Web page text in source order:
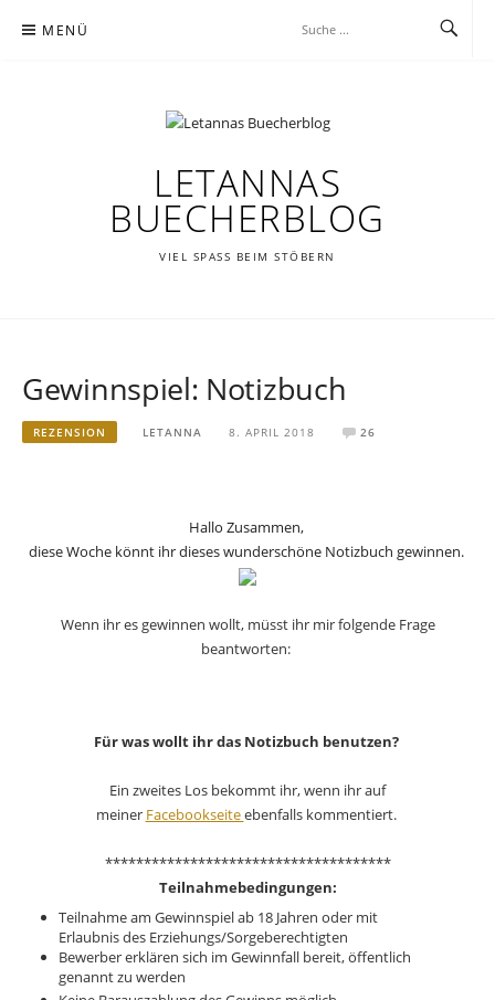
Inhalt MENÜ
LETANNAS
BUECHERBLOG
VIEL SPASS BEIM STÖBERN
Gewinnspiel: Notizbuch
REZENSION LETANNA 8. APRIL 2018 26
Hallo Zusammen,
diese Woche könnt ihr dieses wunderschöne Notizbuch gewinnen.
Wenn ihr es gewinnen wollt, müsst ihr mir folgende Frage
beantworten:
Für was wollt ihr das Notizbuch benutzen?
Ein zweites Los bekommt ihr, wenn ihr auf
meiner Facebookseiteebenfalls kommentiert.
*************************************
Teilnahmebedingungen:
Teilnahme am Gewinnspiel ab 18 Jahren oder mit
Erlaubnis des Erziehungs/Sorgeberechtigten
Bewerber erklären sich im Gewinnfall bereit, öffentlich
genannt zu werden